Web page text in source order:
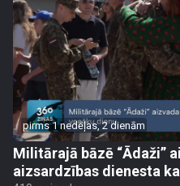
pirms 1 nedēļas, 2 dienām
Militārajā bāzē “Ādaži”
aizsardzības dienesta